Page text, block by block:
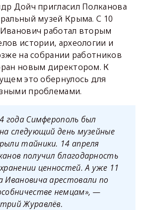
Дойч пригласил Полканова
музей Крыма. С 10
работал вторым
истории, археологии и
на собрании работников
новым директором. К
это обернулось для
проблемами.
года Симферополь был
следующий день музейные
тайники. 14 апреля
получил благодарность
ценностей. А уже 11
Ивановича арестовали по
немцам», —
Журавлёв.